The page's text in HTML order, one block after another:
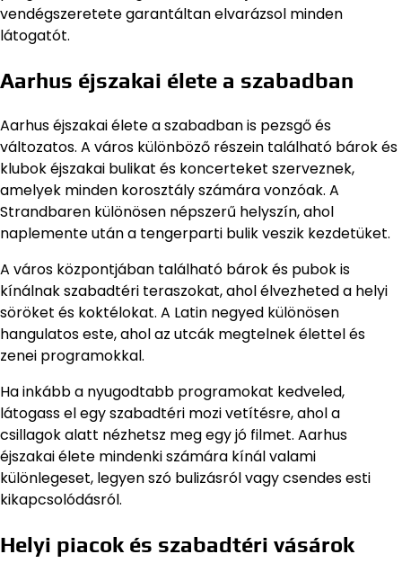
vendégszeretete garantáltan elvarázsol minden
látogatót.
Aarhus éjszakai élete a szabadban
Aarhus éjszakai élete a szabadban is pezsgő és
változatos. A város különböző részein található bárok és
klubok éjszakai bulikat és koncerteket szerveznek,
amelyek minden korosztály számára vonzóak. A
Strandbaren különösen népszerű helyszín, ahol
naplemente után a tengerparti bulik veszik kezdetüket.
A város központjában található bárok és pubok is
kínálnak szabadtéri teraszokat, ahol élvezheted a helyi
söröket és koktélokat. A Latin negyed különösen
hangulatos este, ahol az utcák megtelnek élettel és
zenei programokkal.
Ha inkább a nyugodtabb programokat kedveled,
látogass el egy szabadtéri mozi vetítésre, ahol a
csillagok alatt nézhetsz meg egy jó filmet. Aarhus
éjszakai élete mindenki számára kínál valami
különlegeset, legyen szó bulizásról vagy csendes esti
kikapcsolódásról.
Helyi piacok és szabadtéri vásárok